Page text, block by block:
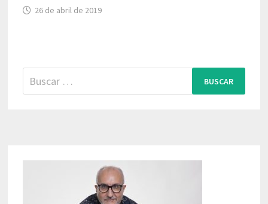
26 de abril de 2019
Buscar: